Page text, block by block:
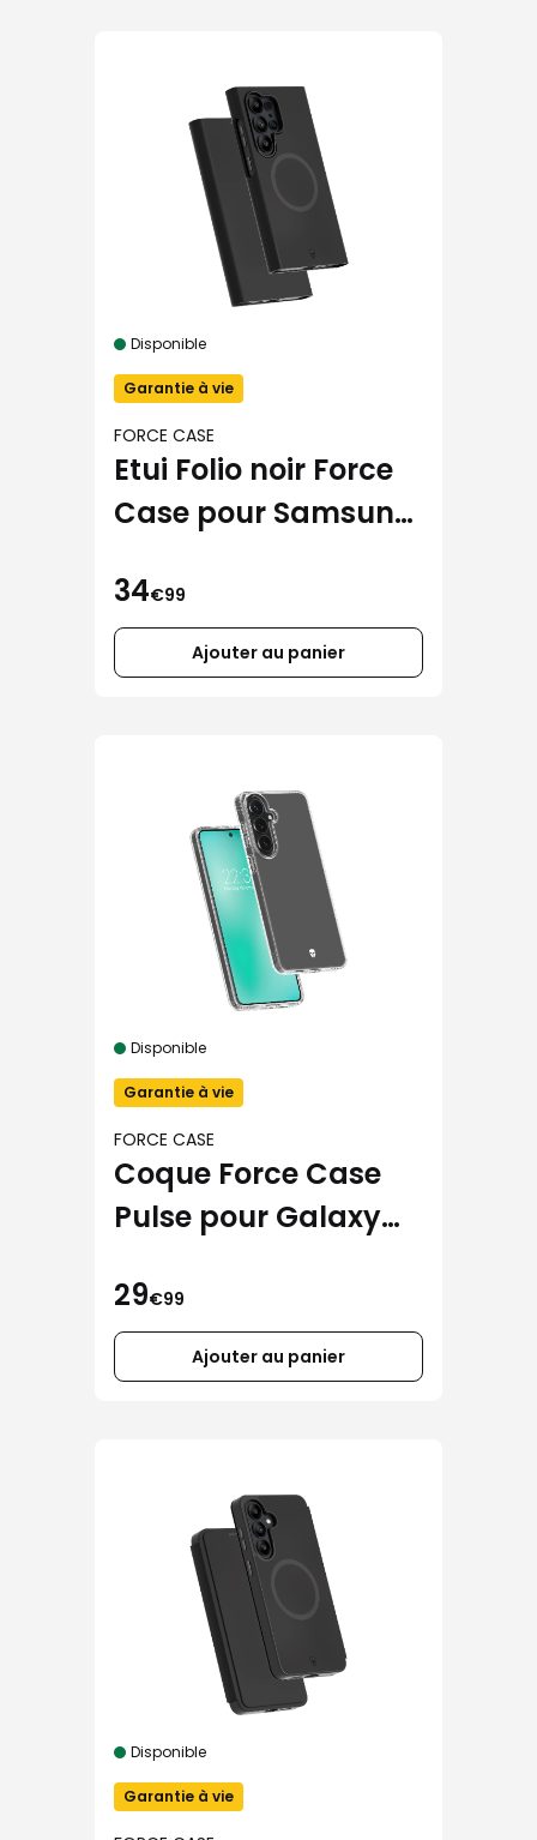
Disponible
Garantie à vie
FORCE CASE
Etui Folio noir Force
Case pour Samsung
34€99
Ajouter au panier
Disponible
Garantie à vie
FORCE CASE
Coque Force Case
Pulse pour Galaxy
29€99
Ajouter au panier
Disponible
Garantie à vie